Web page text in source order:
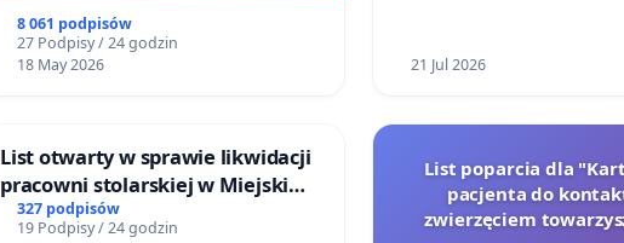
8 061 podpisów
27 Podpisy / 24 godzin
18 May 2026
21 Jul 2026
List otwarty w sprawie likwidacji
pracowni stolarskiej w Miejskim
Teatrze Miniatura w Gdańsku
327 podpisów
19 Podpisy / 24 godzin
List poparcia dla
pacjenta do
zwierzęciem